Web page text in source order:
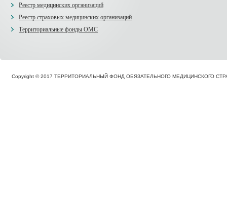
Реестр медицинских организаций
Реестр страховых медицинских организаций
Территориальные фонды ОМС
Copyright © 2017 ТЕРРИТОРИАЛЬНЫЙ ФОНД ОБЯЗАТЕЛЬНОГО МЕДИЦИНСКОГО